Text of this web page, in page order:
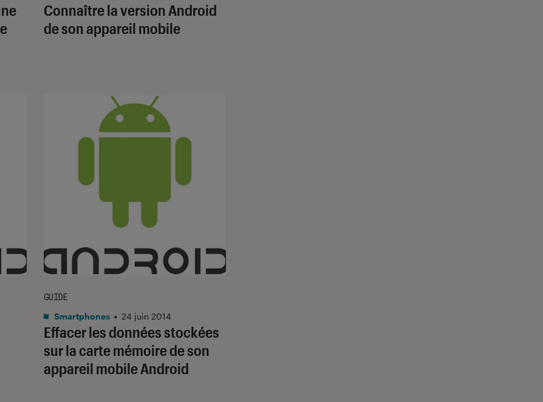
Connaître la version Android
de son appareil mobile
Effacer les données stockées
sur la carte mémoire de son
appareil mobile Android
GUIDE
Smartphones • 24 juin 2014